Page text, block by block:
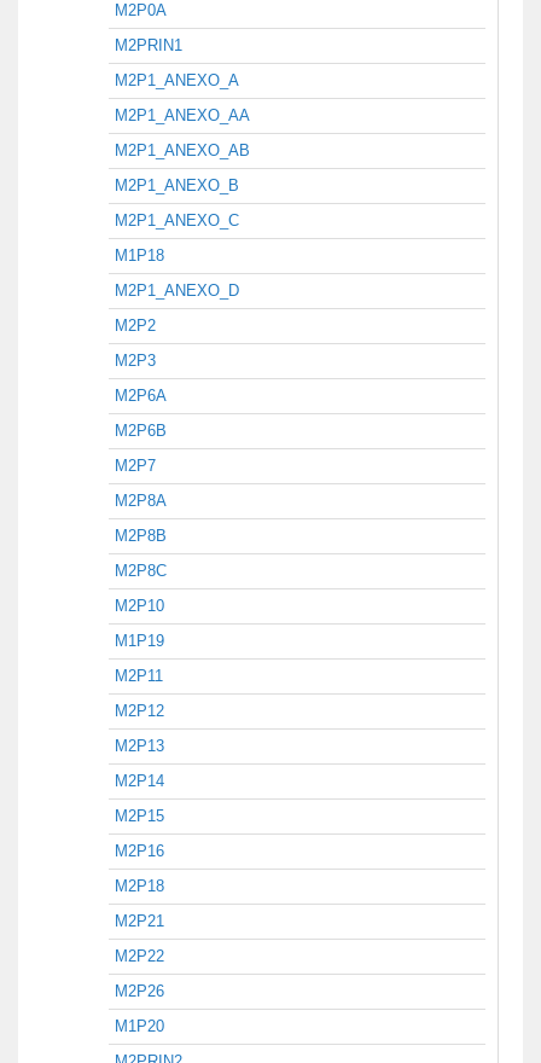
M2P0A
M2PRIN1
M2P1_ANEXO_A
M2P1_ANEXO_AA
M2P1_ANEXO_AB
M2P1_ANEXO_B
M2P1_ANEXO_C
M1P18
M2P1_ANEXO_D
M2P2
M2P3
M2P6A
M2P6B
M2P7
M2P8A
M2P8B
M2P8C
M2P10
M1P19
M2P11
M2P12
M2P13
M2P14
M2P15
M2P16
M2P18
M2P21
M2P22
M2P26
M1P20